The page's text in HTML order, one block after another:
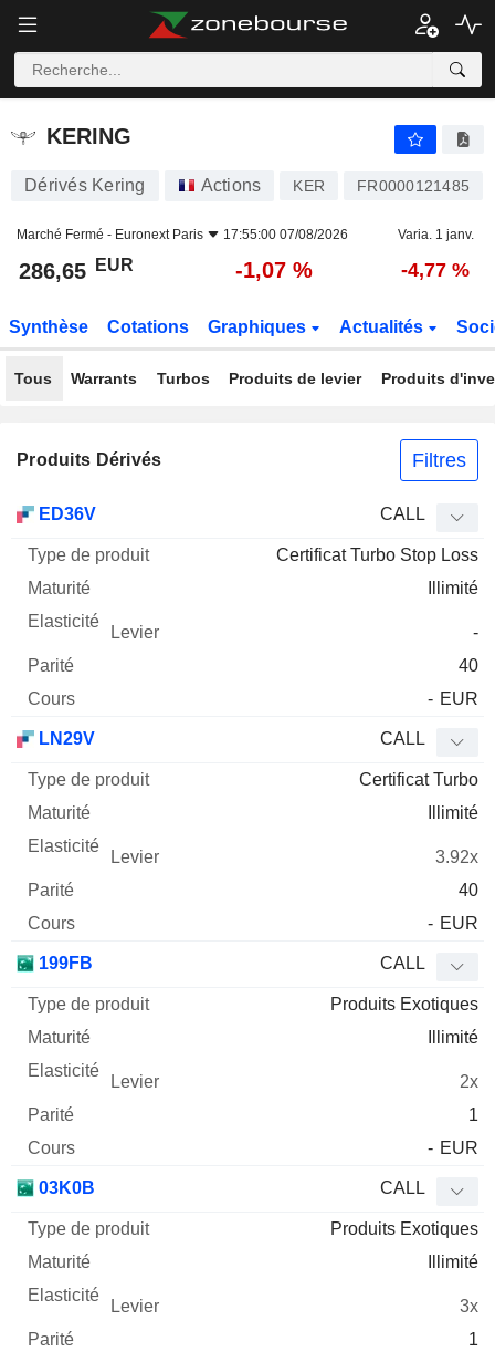
KERING
KERING
Dérivés Kering Actions KER FR0000121485
Marché Fermé - Euronext Paris 17:55:00 07/08/2026 Varia. 1 janv.
286,65 EUR -1,07 % -4,77 %
Synthèse Cotations Graphiques Actualités
Tous Warrants Turbos Produits de levier Produits
Produits Dérivés Filtres
Mnemo Type produit
Elasticité Levier Parité
ED36V CALL
Certificat Turbo Stop Loss
Illimité
-
40
- EUR
LN29V CALL
Certificat Turbo
Illimité
3.92x
40
- EUR
199FB CALL
Produits Exotiques
Illimité
2x
1
- EUR
03K0B CALL
Produits Exotiques
Illimité
3x
1